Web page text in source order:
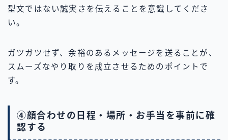
型文ではない誠実さを伝えることを意識してくださ
い。
ガツガツせず、余裕のあるメッセージを送ることが、
スムーズなやり取りを成立させるためのポイントで
す。
④顔合わせの日程・場所・お手当を事前に確
認する